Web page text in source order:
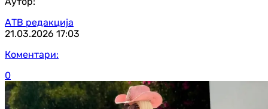
АТВ редакција
21.03.2026 17:03
Коментари:
0